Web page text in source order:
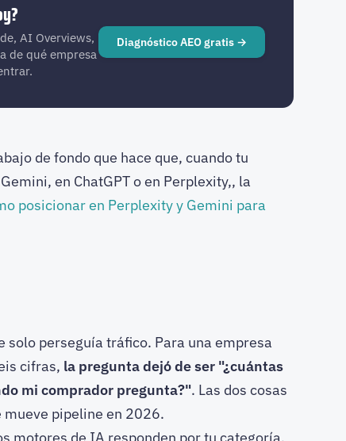
AI Overviews,
de qué empresa
Diagnóstico AEO gratis →
de fondo que hace que, cuando tu
en ChatGPT o en Perplexity,, la
posicionar en Perplexity y Gemini para
solo perseguía tráfico. Para una empresa
cifras, la pregunta dejó de ser "¿cuántas
mi comprador pregunta?". Las dos cosas
pipeline en 2026.